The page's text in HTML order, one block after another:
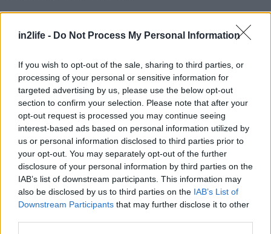
in2life - Do Not Process My Personal Information
If you wish to opt-out of the sale, sharing to third parties, or
processing of your personal or sensitive information for
targeted advertising by us, please use the below opt-out
section to confirm your selection. Please note that after your
opt-out request is processed you may continue seeing
interest-based ads based on personal information utilized by
us or personal information disclosed to third parties prior to
your opt-out. You may separately opt-out of the further
disclosure of your personal information by third parties on the
IAB’s list of downstream participants. This information may
also be disclosed by us to third parties on the IAB’s List of
Downstream Participants that may further disclose it to other
Αστυπάλαια
: Τριήμερο στην Παναγία
Πορταΐτισσα
Στην Αστυπάλαια, το μεγαλύτερο πανηγύρι του
καλοκαιριού κρατά τρεις μέρες. Από τις 14 έως τις
16 Αυγούστου, η Παναγία Πορταΐτισσα στη Χώρα
γίνεται το κέντρο της γιορτής, με το γλέντι να
ξεκινά από την παραμονή μετά τον εσπερινό.
Ανήμερα του Δεκαπενταύγουστου, η παράδοση
θέλει το λαμπριανό, το γεμιστό αρνί που